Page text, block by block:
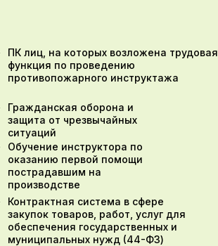
ПК лиц, на которых возложена трудовая
функция по проведению
противопожарного инструктажа
Гражданская оборона и
защита от чрезвычайных
ситуаций
Обучение инструктора по
оказанию первой помощи
пострадавшим на
производстве
Контрактная система в сфере
закупок товаров, работ, услуг для
обеспечения государственных и
муниципальных нужд (44-ФЗ)